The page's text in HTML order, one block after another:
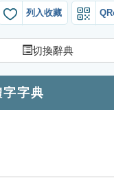
列入收藏
切換辭典
字典